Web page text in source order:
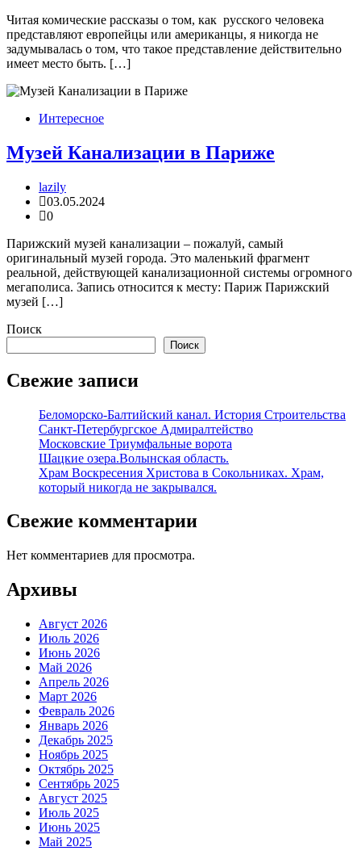
Читая комические рассказы о том, как русского человека
представляют европейцы или американцы, я никогда не
задумывалась о том, что такое представление действительно
имеет место быть. […]
Интересное
Музей Канализации в Париже
lazily
03.05.2024
0
Парижский музей канализации – пожалуй, самый
оригинальный музей города. Это маленький фрагмент
реальной, действующей канализационной системы огромного
мегаполиса. Запись относится к месту: Париж Парижский
музей […]
Поиск
Поиск
Свежие записи
Беломорско-Балтийский канал. История Строительства
Санкт-Петербургское Адмиралтейство
Московские Триумфальные ворота
Шацкие озера.Волынская область.
Храм Воскресения Христова в Сокольниках. Храм,
который никогда не закрывался.
Свежие комментарии
Нет комментариев для просмотра.
Архивы
Август 2026
Июль 2026
Июнь 2026
Май 2026
Апрель 2026
Март 2026
Февраль 2026
Январь 2026
Декабрь 2025
Ноябрь 2025
Октябрь 2025
Сентябрь 2025
Август 2025
Июль 2025
Июнь 2025
Май 2025